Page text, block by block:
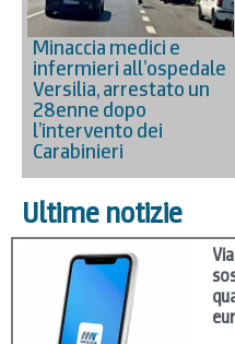
Minaccia medici e
infermieri all’ospedale
Versilia, arrestato un
28enne dopo
l’intervento dei
Carabinieri
Ultime notizie